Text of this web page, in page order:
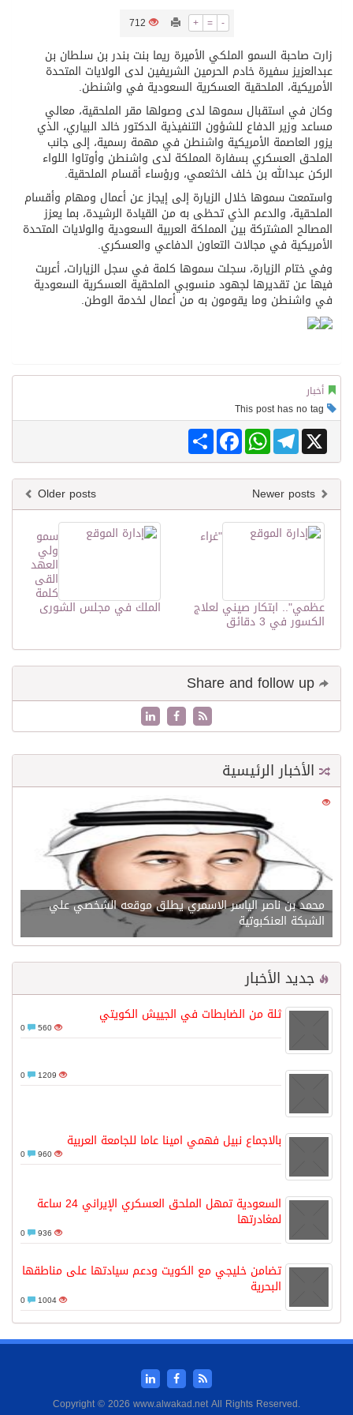
ثلة من الضابطات في الجييش الكويتي
كسوة الكعبة تعتلي البيت العتيق
“سبيس إكس” تطلق 24 قمرًا صناعيًا جديدًا إلى الفضاء
+ = -
712
زارت صاحبة السمو الملكي الأميرة ريما بنت بندر بن سلطان بن
عبدالعزيز سفيرة خادم الحرمين الشريفين لدى الولايات المتحدة
الأمريكية، الملحقية العسكرية السعودية في واشنطن.
وكان في استقبال سموها لدى وصولها مقر الملحقية، معالي
مساعد وزير الدفاع للشؤون التنفيذية الدكتور خالد البياري، الذي
يزور العاصمة الأمريكية واشنطن في مهمة رسمية، إلى جانب
الملحق العسكري بسفارة المملكة لدى واشنطن وأوتاوا اللواء
الركن عبدالله بن خلف الخثعمي، ورؤساء أقسام الملحقية.
واستمعت سموها خلال الزيارة إلى إيجاز عن أعمال ومهام وأقسام
الملحقية، والدعم الذي تحظى به من القيادة الرشيدة، بما يعزز
المصالح المشتركة بين المملكة العربية السعودية والولايات المتحدة
الأمريكية في مجالات التعاون الدفاعي والعسكري.
وفي ختام الزيارة، سجلت سموها كلمة في سجل الزيارات، أعربت
فيها عن تقديرها لجهود منسوبي الملحقية العسكرية السعودية
في واشنطن وما يقومون به من أعمال لخدمة الوطن.
أخبار
Share
FacebookWhatsAppTelegram X
Older posts
سمو
ولي
العهد
القى
كلمة
الملك في مجلس الشورى
"غراء
عظمي".. ابتكار صيني لعلاج
الكسور في 3 دقائق
الأخبار الرئيسية
21530
محمد بن ناصر الياسر الاسمري يطلق موقعه الشخصي علي
الشبكة العنكبوتية
جديد الأخبار
ثلة من الضابطات في الجييش الكويتي
560
1209
بالاجماع نبيل فهمي امينا عاما للجامعة العربية
960
السعودية تمهل الملحق العسكري الإيراني 24 ساعة
لمغادرتها
936
تضامن خليجي مع الكويت ودعم سيادتها على مناطقها
البحرية
1004
Copyright © 2026 www.alwakad.net All Rights Reserved.